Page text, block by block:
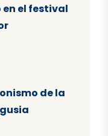
en el festival
de la